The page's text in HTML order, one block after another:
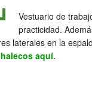
Vestuario de
practicidad.
laterales en la
aquí.